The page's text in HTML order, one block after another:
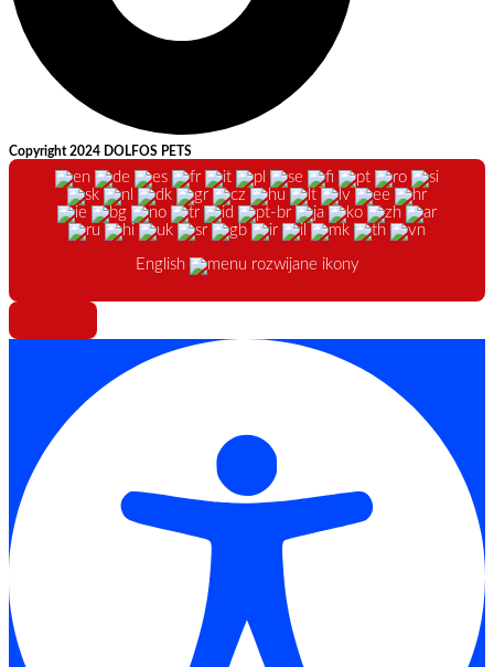
Copyright 2024 DOLFOS PETS
English